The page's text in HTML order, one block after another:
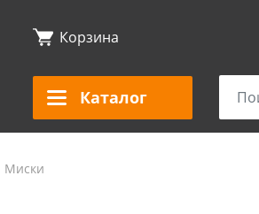
Корзина
Каталог
Миски